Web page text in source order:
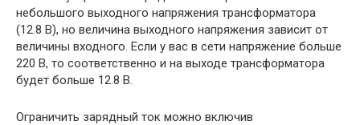
небольшого выходного напряжения трансформатора
(12.8 В), но величина выходного напряжения зависит от
величины входного. Если у вас в сети напряжение больше
220 В, то соответственно и на выходе трансформатора
будет больше 12.8 В.
Ограничить зарядный ток можно включив